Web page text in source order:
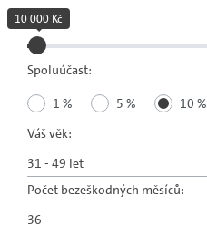
10 000 Kč
Spoluúčast:
1 % 5 %
10 %
Váš věk:
Počet bezeškodných měsíců: